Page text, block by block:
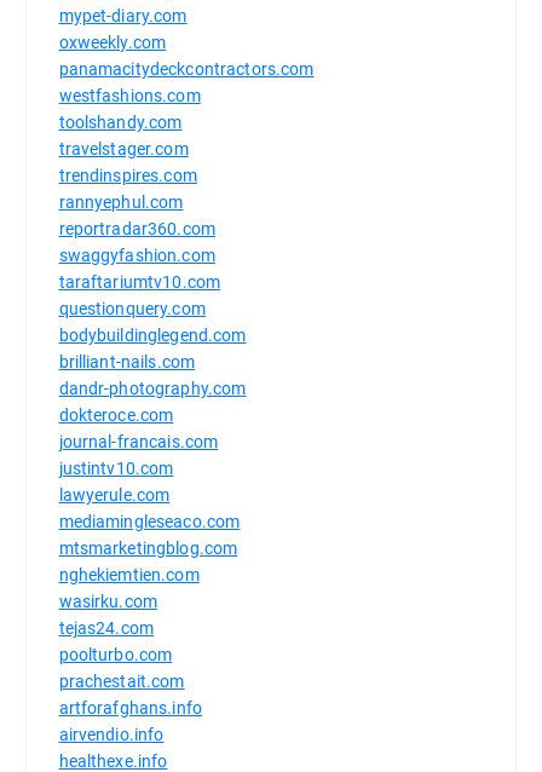
mypet-diary.com
oxweekly.com
panamacitydeckcontractors.com
westfashions.com
toolshandy.com
travelstager.com
trendinspires.com
rannyephul.com
reportradar360.com
swaggyfashion.com
taraftariumtv10.com
questionquery.com
bodybuildinglegend.com
brilliant-nails.com
dandr-photography.com
dokteroce.com
journal-francais.com
justintv10.com
lawyerule.com
mediamingleseaco.com
mtsmarketingblog.com
nghekiemtien.com
wasirku.com
tejas24.com
poolturbo.com
prachestait.com
artforafghans.info
airvendio.info
healthexe.info